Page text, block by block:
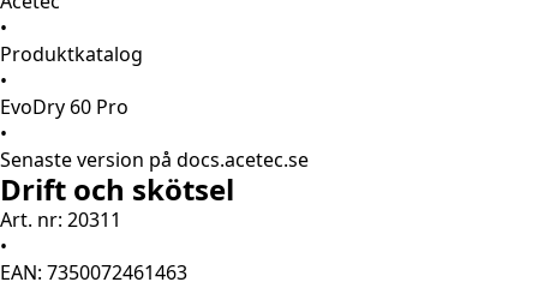
•
Produktkatalog
•
EvoDry 60 Pro
•
Senaste version på docs.acetec.se
Drift och skötsel
Art. nr: 20311
•
EAN: 7350072461463